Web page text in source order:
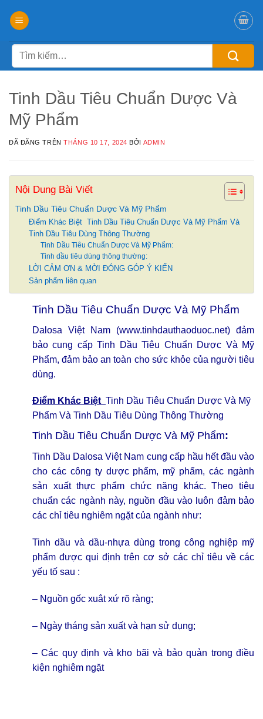
đến
dungTìm
kiếm:
Tinh Dầu Tiêu Chuẩn Dược Và
Mỹ Phẩm
ĐÃ ĐĂNG TRÊNTHÁNG 10 17, 2024 BỞI ADMIN
Nội Dung Bài Viết
Tinh Dầu Tiêu Chuẩn Dược Và Mỹ Phẩm
Điểm Khác Biệt Tinh Dầu Tiêu Chuẩn Dược Và Mỹ Phẩm Và
Tinh Dầu Tiêu Dùng Thông Thường
Tinh Dầu Tiêu Chuẩn Dược Và Mỹ Phẩm:
Tinh dầu tiêu dùng thông thường:
LỜI CẢM ƠN & MỜI ĐÓNG GÓP Ý KIẾN
Sản phẩm liên quan
Tinh Dầu Tiêu Chuẩn Dược Và Mỹ Phẩm
Dalosa Việt Nam (www.tinhdauthaoduoc.net) đảm
bảo cung cấp Tinh Dầu Tiêu Chuẩn Dược Và Mỹ
Phẩm, đảm bảo an toàn cho sức khỏe của người tiêu
dùng.
Điểm Khác Biệt Tinh Dầu Tiêu Chuẩn Dược Và Mỹ
Phẩm Và Tinh Dầu Tiêu Dùng Thông Thường
Tinh Dầu Tiêu Chuẩn Dược Và Mỹ Phẩm:
Tinh Dầu Dalosa Việt Nam cung cấp hầu hết đầu vào
cho các công ty dược phẩm, mỹ phẩm, các ngành
sản xuất thực phẩm chức năng khác. Theo tiêu
chuẩn các ngành này, nguồn đầu vào luôn đảm bảo
các chỉ tiêu nghiêm ngặt của ngành như:
Tinh dầu và dầu-nhựa dùng trong công nghiệp mỹ
phẩm được qui định trên cơ sở các chỉ tiêu về các
yếu tố sau :
– Nguồn gốc xuât xứ rõ ràng;
– Ngày tháng sản xuất và hạn sử dụng;
– Các quy định và kho bãi và bảo quản trong điều
kiện nghiêm ngặt